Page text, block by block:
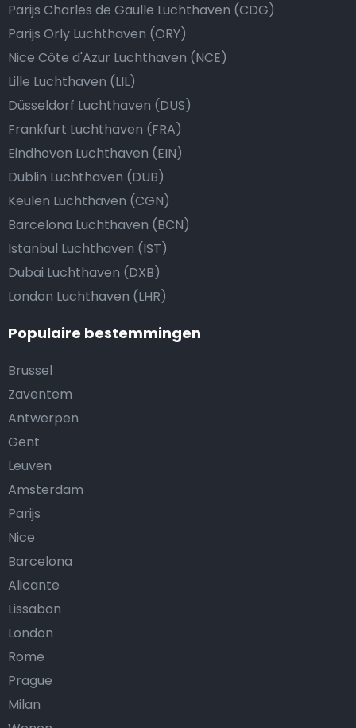
Parijs Charles de Gaulle Luchthaven (CDG)
Parijs Orly Luchthaven (ORY)
Nice Côte d'Azur Luchthaven (NCE)
Lille Luchthaven (LIL)
Düsseldorf Luchthaven (DUS)
Frankfurt Luchthaven (FRA)
Eindhoven Luchthaven (EIN)
Dublin Luchthaven (DUB)
Keulen Luchthaven (CGN)
Barcelona Luchthaven (BCN)
Istanbul Luchthaven (IST)
Dubai Luchthaven (DXB)
London Luchthaven (LHR)
Populaire bestemmingen
Brussel
Zaventem
Antwerpen
Gent
Leuven
Amsterdam
Parijs
Nice
Barcelona
Alicante
Lissabon
London
Rome
Prague
Milan